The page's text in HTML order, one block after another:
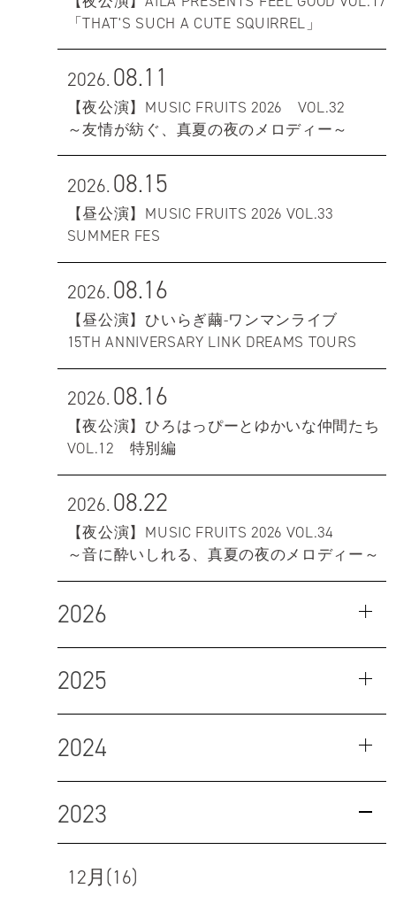
「THAT'S SUCH A CUTE SQUIRREL」
2026.08.11
【夜公演】MUSIC FRUITS 2026 VOL.32
～友情が紡ぐ、真夏の夜のメロディー～
2026.08.15
【昼公演】MUSIC FRUITS 2026 VOL.33
SUMMER FES
2026.08.16
【昼公演】ひいらぎ繭-ワンマンライブ
15TH ANNIVERSARY LINK DREAMS TOURS
2026.08.16
【夜公演】ひろはっぴーとゆかいな仲間たち
VOL.12 特別編
2026.08.22
【夜公演】MUSIC FRUITS 2026 VOL.34
～音に酔いしれる、真夏の夜のメロディー～
2026
2025
2024
2023
12月(16)